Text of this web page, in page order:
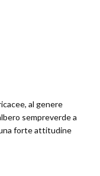
al genere
sempreverde a
forte attitudine